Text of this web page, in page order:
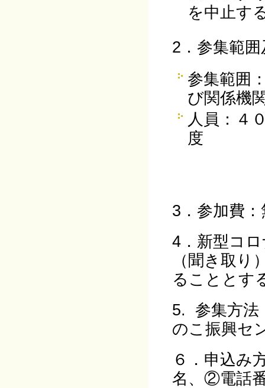
を中止す
2．参集
参集範囲
び関係機
人員：４
3．参加費
4．新型コ
（聞き取
ることとす
5. 参集方法
のこ振興セ
６．申込み
名、②電話